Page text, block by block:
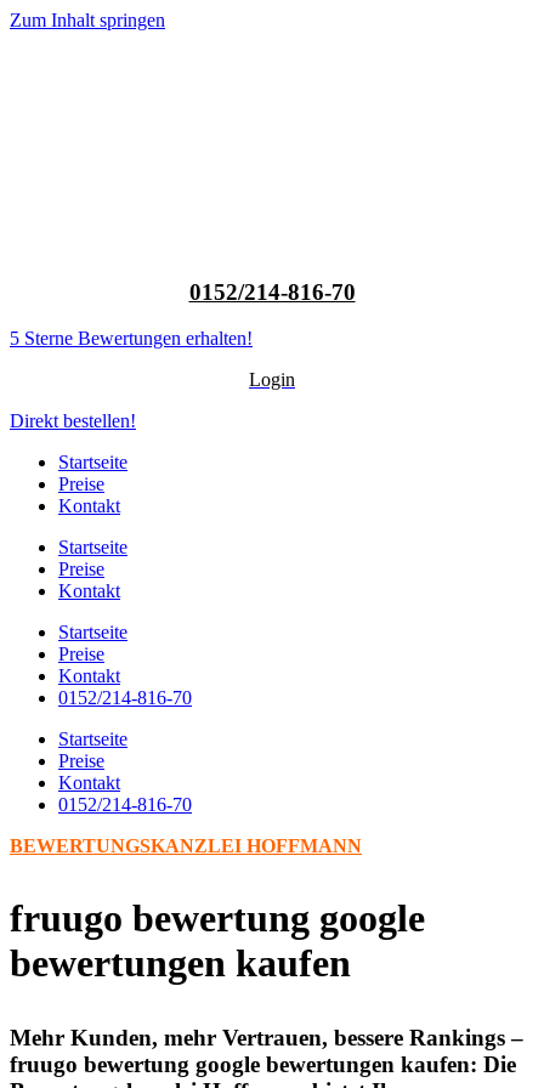
Zum Inhalt springen
0152/214-816-70
5 Sterne Bewertungen erhalten!
Login
Direkt bestellen!
Startseite
Preise
Kontakt
Startseite
Preise
Kontakt
Startseite
Preise
Kontakt
0152/214-816-70
Startseite
Preise
Kontakt
0152/214-816-70
BEWERTUNGSKANZLEI HOFFMANN
fruugo bewertung google
bewertungen kaufen
Mehr Kunden, mehr Vertrauen, bessere Rankings –
fruugo bewertung google bewertungen kaufen: Die